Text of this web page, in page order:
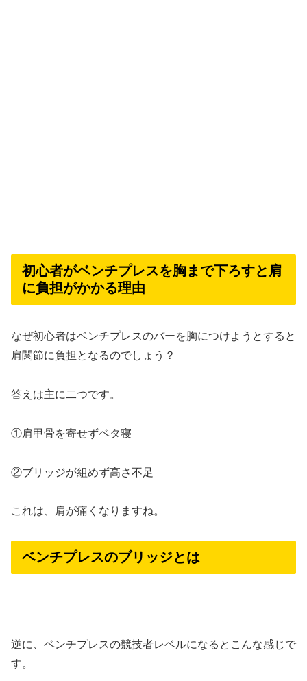
初心者がベンチプレスを胸まで下ろすと肩
に負担がかかる理由
なぜ初心者はベンチプレスのバーを胸につけようとすると
肩関節に負担となるのでしょう？
答えは主に二つです。
①肩甲骨を寄せずベタ寝
②ブリッジが組めず高さ不足
これは、肩が痛くなりますね。
ベンチプレスのブリッジとは
逆に、ベンチプレスの競技者レベルになるとこんな感じで
す。